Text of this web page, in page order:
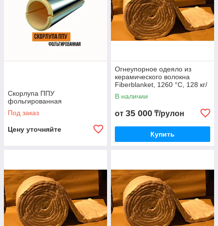
Скорлупа ППУ
фольгированная
Под заказ
Цену уточняйте
Огнеупорное одеяло из
керамического волокна
Fiberblanket, 1260 °C, 128 кг/
м³
В наличии
от 35 000 ₸/рулон
Купить